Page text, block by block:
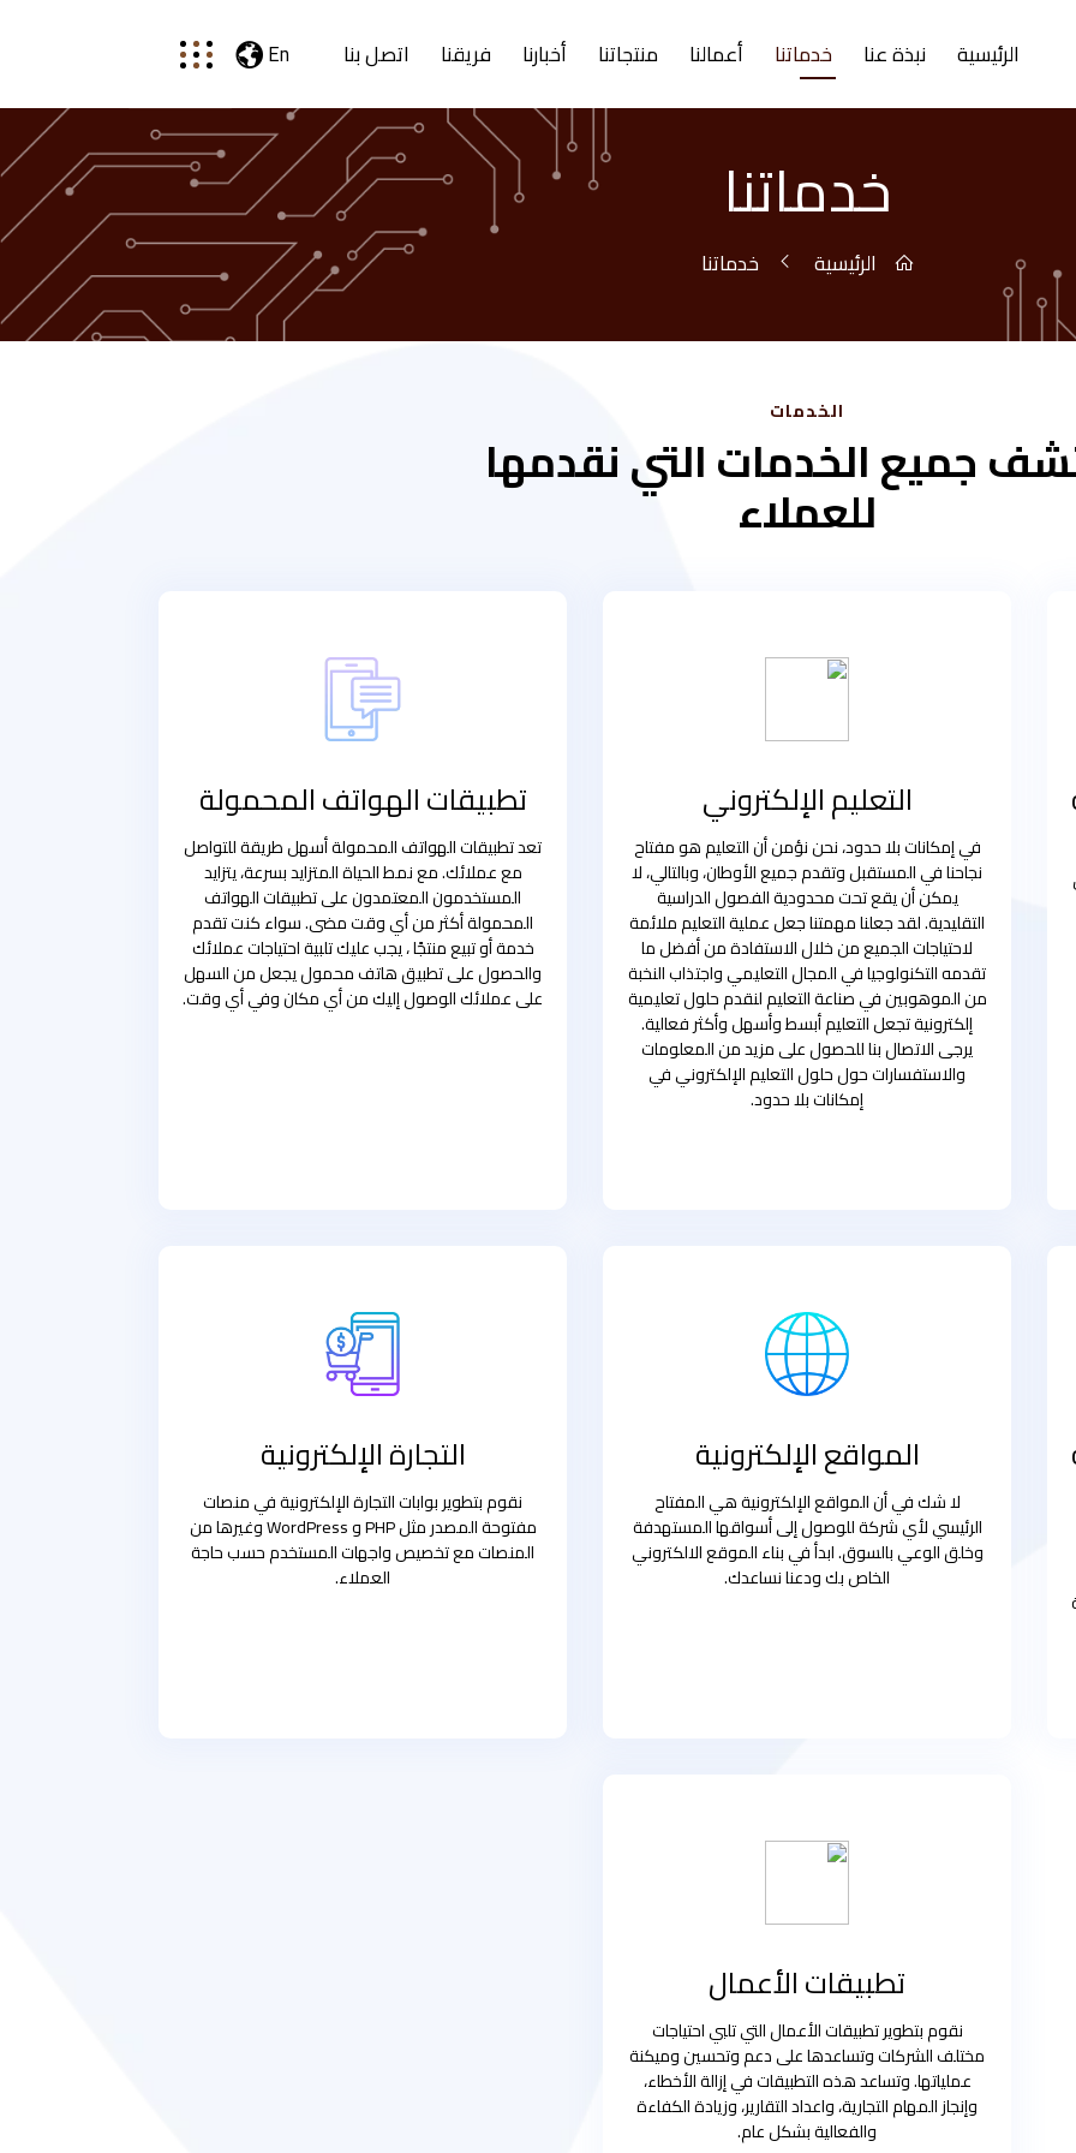
الرئيسية نبذة عنا خدماتنا أعمالنا منتجاتنا أخبارنا فريقنا اتصل بنا En
خدماتنا
الرئيسية خدماتنا
الخدمات
جميع الخدمات التي نقدمها
للعملاء
التعليم الإلكتروني
في إمكانات بلا حدود، نحن نؤمن أن التعليم هو مفتاح
نجاحنا في المستقبل وتقدم جميع الأوطان، وبالتالي، لا
يمكن أن يقع تحت محدودية الفصول الدراسية
التقليدية. لقد جعلنا مهمتنا جعل عملية التعليم ملائمة
لاحتياجات الجميع من خلال الاستفادة من أفضل ما
تقدمه التكنولوجيا في المجال التعليمي واجتذاب النخبة
من الموهوبين في صناعة التعليم لنقدم حلول تعليمية
إلكترونية تجعل التعليم أبسط وأسهل وأكثر فعالية.
يرجى الاتصال بنا للحصول على مزيد من المعلومات
والاستفسارات حول حلول التعليم الإلكتروني في
إمكانات بلا حدود.
تطبيقات الهواتف المحمولة
تعد تطبيقات الهواتف المحمولة أسهل طريقة للتواصل
مع عملائك. مع نمط الحياة المتزايد بسرعة، يتزايد
المستخدمون المعتمدون على تطبيقات الهواتف
المحمولة أكثر من أي وقت مضى. سواء كنت تقدم
خدمة أو تبيع منتجًا ، يجب عليك تلبية احتياجات عملائك
والحصول على تطبيق هاتف محمول يجعل من السهل
على عملائك الوصول إليك من أي مكان وفي أي وقت.
المواقع الإلكترونية
لا شك في أن المواقع الإلكترونية هي المفتاح
الرئيسي لأي شركة للوصول إلى أسواقها المستهدفة
وخلق الوعي بالسوق. ابدأ في بناء الموقع الالكتروني
الخاص بك ودعنا نساعدك.
التجارة الإلكترونية
نقوم بتطوير بوابات التجارة الإلكترونية في منصات
مفتوحة المصدر مثل PHP و WordPress وغيرها من
المنصات مع تخصيص واجهات المستخدم حسب حاجة
العملاء.
تطبيقات الأعمال
نقوم بتطوير تطبيقات الأعمال التي تلبي احتياجات
مختلف الشركات وتساعدها على دعم وتحسين وميكنة
عملياتها. وتساعد هذه التطبيقات في إزالة الأخطاء،
وإنجاز المهام التجارية، واعداد التقارير، وزيادة الكفاءة
والفعالية بشكل عام.